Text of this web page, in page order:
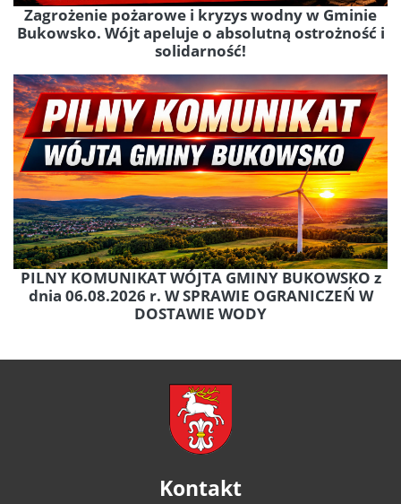
Zagrożenie pożarowe i kryzys wodny w Gminie
Bukowsko. Wójt apeluje o absolutną ostrożność i
solidarność!
PILNY KOMUNIKAT WÓJTA GMINY BUKOWSKO z
dnia 06.08.2026 r. W SPRAWIE OGRANICZEŃ W
DOSTAWIE WODY
Kontakt